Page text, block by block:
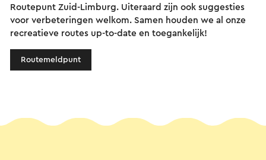
Routepunt Zuid-Limburg. Uiteraard zijn ook suggesties
voor verbeteringen welkom. Samen houden we al onze
recreatieve routes up-to-date en toegankelijk!
Routemeldpunt